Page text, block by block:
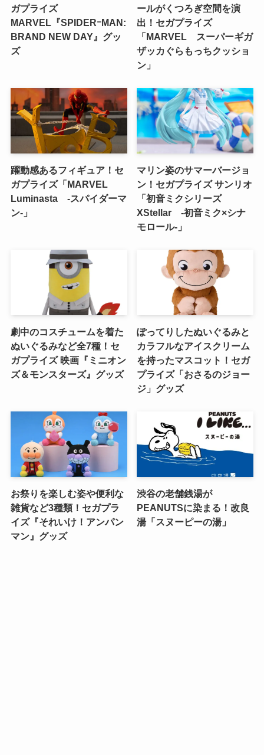
ガプライズ
MARVEL『SPIDERｰMAN:
BRAND NEW DAY』グッ
ズ
ールがくつろぎ空間を演
出！セガプライズ
「MARVEL スーパーギガ
ザッカぐらもっちクッショ
ン」
躍動感あるフィギュア！セ
ガプライズ「MARVEL
Luminasta ‐スパイダーマ
ン‐」
マリン姿のサマーバージョ
ン！セガプライズ サンリオ
「初音ミクシリーズ
XStellar ‐初音ミク×シナ
モロール‐」
劇中のコスチュームを着た
ぬいぐるみなど全7種！セ
ガプライズ 映画『ミニオン
ズ＆モンスターズ』グッズ
ぽってりしたぬいぐるみと
カラフルなアイスクリーム
を持ったマスコット！セガ
プライズ「おさるのジョー
ジ」グッズ
お祭りを楽しむ姿や便利な
雑貨など3種類！セガプラ
イズ『それいけ！アンパン
マン』グッズ
渋谷の老舗銭湯が
PEANUTSに染まる！改良
湯「スヌーピーの湯」